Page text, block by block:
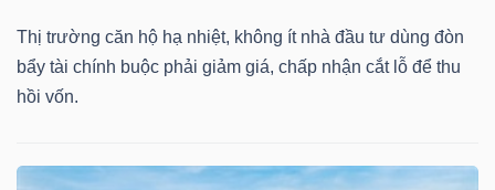
Thị trường căn hộ hạ nhiệt, không ít nhà đầu tư dùng đòn
bẩy tài chính buộc phải giảm giá, chấp nhận cắt lỗ để thu
hồi vốn.
NGHỆ
THÔNG
TIN